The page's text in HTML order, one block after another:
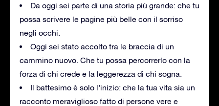
Da oggi sei parte di una storia più grande: che tu
possa scrivere le pagine più belle con il sorriso
negli occhi.
Oggi sei stato accolto tra le braccia di un
cammino nuovo. Che tu possa percorrerlo con la
forza di chi crede e la leggerezza di chi sogna.
Il battesimo è solo l’inizio: che la tua vita sia un
racconto meraviglioso fatto di persone vere e